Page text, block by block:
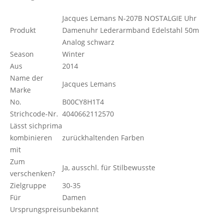
Produkt
Jacques Lemans N-207B NOSTALGIE Uhr
Damenuhr Lederarmband Edelstahl 50m
Analog schwarz
Season
Winter
Aus
2014
Name der
Marke
Jacques Lemans
No.
B00CY8H1T4
Strichcode-Nr. 4040662112570
Lässt sichprima
kombinieren
mit
zurückhaltenden Farben
Zum
verschenken?
Ja, ausschl. für Stilbewusste
Zielgruppe
30-35
Für
Damen
Ursprungspreisunbekannt